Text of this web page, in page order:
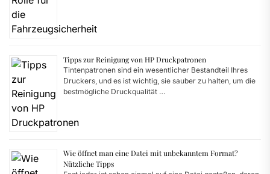
Tipps zur Reinigung von HP Druckpatronen
Tintenpatronen sind ein wesentlicher Bestandteil Ihres
Druckers, und es ist wichtig, sie sauber zu halten, um die
bestmögliche Druckqualität …
Wie öffnet man eine Datei mit unbekanntem Format?
Nützliche Tipps